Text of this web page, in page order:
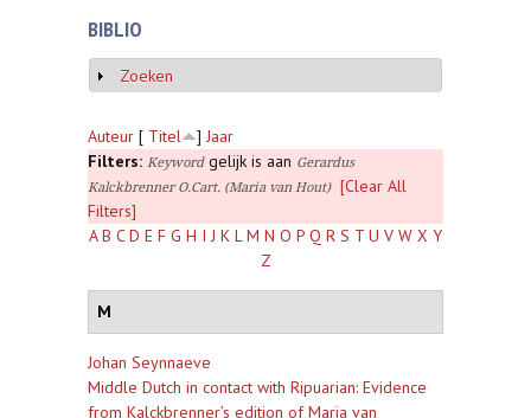
BIBLIO
Weergeven
Zoeken
Auteur [ Titel ] Jaar
Filters: Keywordgelijk is aan Gerardus
Kalckbrenner O.Cart. (Maria van Hout)
[Clear All
Filters]
A B C D E F G H I J K L M N O P Q R S T U V W X Y
Z
M
Johan Seynnaeve
Middle Dutch in contact with Ripuarian: Evidence
from Kalckbrenner’s edition of Maria van